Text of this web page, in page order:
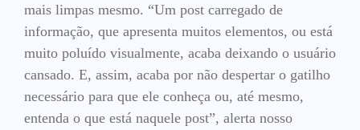
mais limpas mesmo. “Um post carregado de
informação, que apresenta muitos elementos, ou está
muito poluído visualmente, acaba deixando o usuário
cansado. E, assim, acaba por não despertar o gatilho
necessário para que ele conheça ou, até mesmo,
entenda o que está naquele post”, alerta nosso